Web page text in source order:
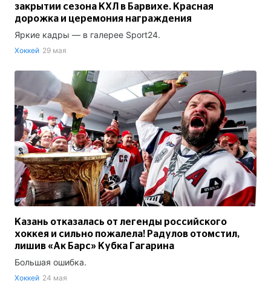
закрытии сезона КХЛ в Барвихе. Красная
дорожка и церемония награждения
Яркие кадры — в галерее Sport24.
Хоккей 29 мая
Казань отказалась от легенды российского
хоккея и сильно пожалела! Радулов отомстил,
лишив «Ак Барс» Кубка Гагарина
Большая ошибка.
Хоккей 24 мая